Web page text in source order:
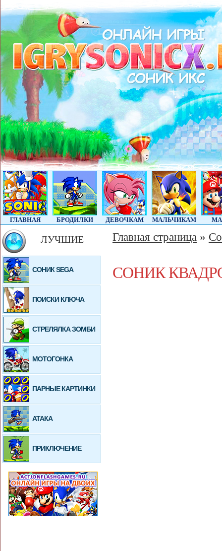
ГЛАВНАЯ БРОДИЛКИ ДЕВОЧКАМ МАЛЬЧИКАМ
ЛУЧШИЕ
СОНИК SEGA
ПОИСКИ КЛЮЧА
СТРЕЛЯЛКА ЗОМБИ
МОТОГОНКА
ПАРНЫЕ КАРТИНКИ
АТАКА
ПРИКЛЮЧЕНИЕ
Главная страница »
СОНИК